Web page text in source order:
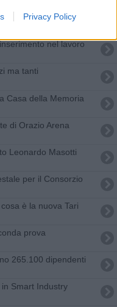
Privacy Policy
a Firenze: i
nel lavoro
ma tanti
Casa della Memoria
di Orazio Arena
Leonardo Masotti
per il Consorzio
è la nuova Tari
prova
265.100 dipendenti
Smart Industry